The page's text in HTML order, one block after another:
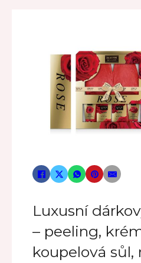
Luxusní
– peeling,
koupelová sůl,